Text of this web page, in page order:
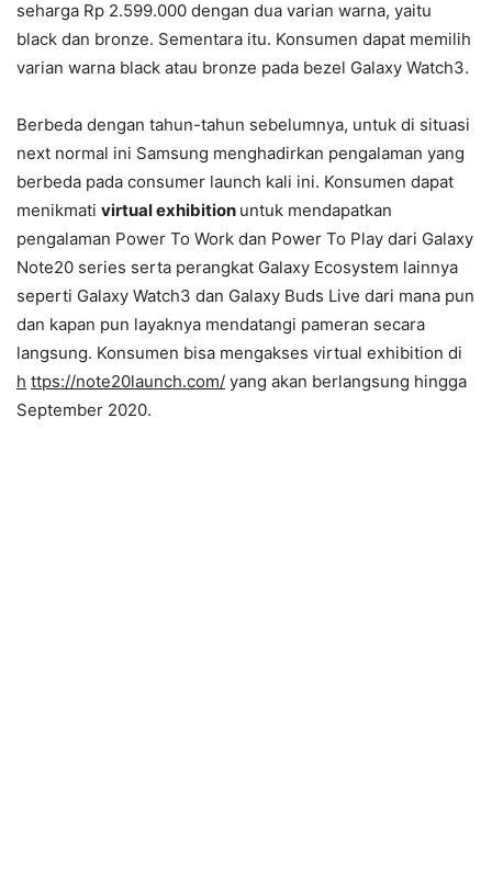
seharga Rp 2.599.000 dengan dua varian warna, yaitu
black dan bronze. Sementara itu. Konsumen dapat memilih
varian warna black atau bronze pada bezel Galaxy Watch3.
Berbeda dengan tahun-tahun sebelumnya, untuk di situasi
next normal ini Samsung menghadirkan pengalaman yang
berbeda pada consumer launch kali ini. Konsumen dapat
menikmati virtual exhibition untuk mendapatkan
pengalaman Power To Work dan Power To Play dari Galaxy
Note20 series serta perangkat Galaxy Ecosystem lainnya
seperti Galaxy Watch3 dan Galaxy Buds Live dari mana pun
dan kapan pun layaknya mendatangi pameran secara
langsung. Konsumen bisa mengakses virtual exhibition di
h ttps://note20launch.com/ yang akan berlangsung hingga
September 2020.